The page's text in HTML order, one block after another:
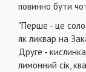
повинно бути
"Перше - це
як ликвар на
Друге -
лимонний сік,